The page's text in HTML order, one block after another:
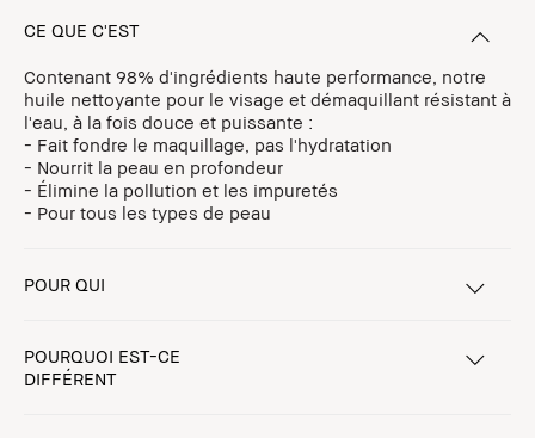
CE QUE C'EST
Contenant 98% d'ingrédients haute performance, notre
huile nettoyante pour le visage et démaquillant résistant à
l'eau, à la fois douce et puissante :
- Fait fondre le maquillage, pas l'hydratation
- Nourrit la peau en profondeur
- Élimine la pollution et les impuretés
- Pour tous les types de peau
POUR QUI
POURQUOI EST-CE
DIFFÉRENT